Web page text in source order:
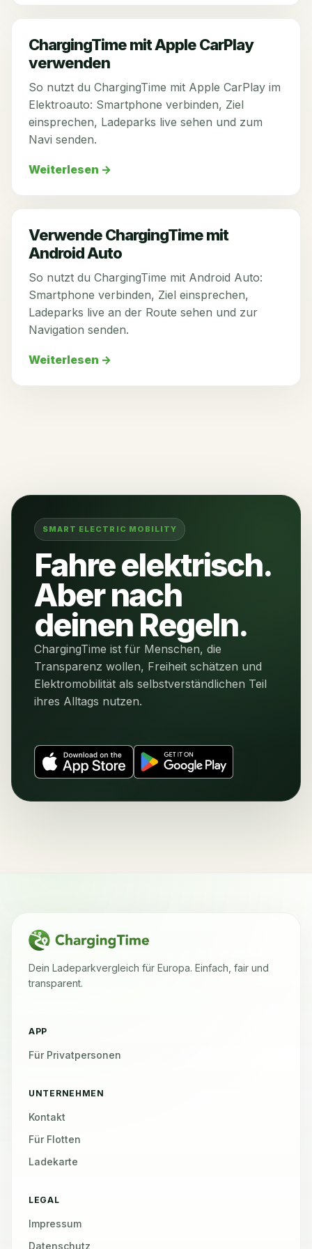
ChargingTime mit Apple CarPlay
verwenden
So nutzt du ChargingTime mit Apple CarPlay im
Elektroauto: Smartphone verbinden, Ziel
einsprechen, Ladeparks live sehen und zum
Navi senden.
Weiterlesen →
Verwende ChargingTime mit
Android Auto
So nutzt du ChargingTime mit Android Auto:
Smartphone verbinden, Ziel einsprechen,
Ladeparks live an der Route sehen und zur
Navigation senden.
Weiterlesen →
SMART ELECTRIC MOBILITY
Fahre elektrisch.
Aber nach
deinen Regeln.
ChargingTime ist für Menschen, die
Transparenz wollen, Freiheit schätzen und
Elektromobilität als selbstverständlichen Teil
ihres Alltags nutzen.
Dein Ladeparkvergleich für Europa. Einfach, fair und
transparent.
APP
Für Privatpersonen
UNTERNEHMEN
Kontakt
Für Flotten
Ladekarte
LEGAL
Impressum
Datenschutz